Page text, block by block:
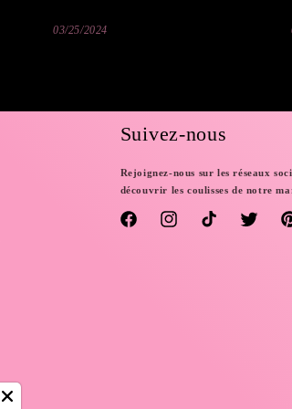
03/25/2024
Suivez-nous
Rejoignez-nous sur les réseaux
découvrir les coulisses de notre
FacebookInstagramTikTok Twitter